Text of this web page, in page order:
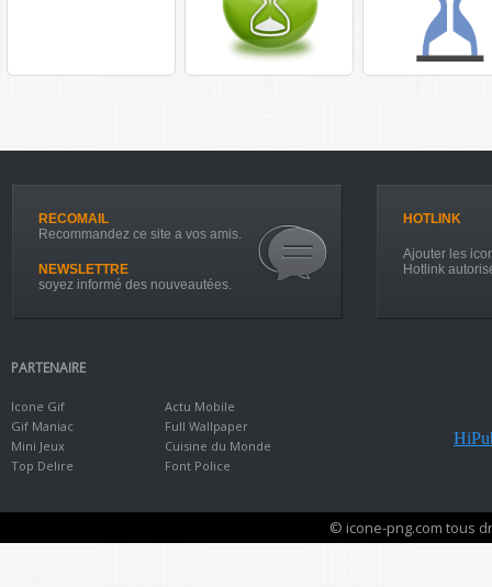
RECOMAIL
Recommandez ce site a vos amis.
NEWSLETTRE
soyez informé des nouveautées.
HOTLINK
Ajouter les
Hotlink
PARTENAIRE
Icone Gif
Gif Maniac
Mini Jeux
Top Delire
Actu Mobile
Full Wallpaper
Cuisine du Monde
Font Police
© icone-png.com tous